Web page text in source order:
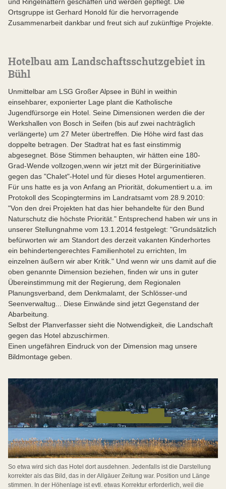
Ortsgruppe ist Gerhard Honold für die hervorragende
Zusammenarbeit dankbar und freut sich auf zukünftige Projekte.
Hotelbau am Landschaftsschutzgebiet in
Bühl
Unmittelbar am LSG Großer Alpsee in Bühl in weithin
einsehbarer, exponierter Lage plant die Katholische
Jugendfürsorge ein Hotel. Seine Dimensionen werden die der
Werkshallen von Bosch in Seifen (bis auf zwei nachträglich
verlängerte) um 27 Meter übertreffen. Die Höhe wird fast das
doppelte betragen. Der Stadtrat hat es fast einstimmig
abgesegnet. Böse Stimmen behaupten, wir hätten eine 180-
Grad-Wende vollzogen,wenn wir jetzt mit der Bürgerinitiative
gegen das "Chalet"-Hotel und für dieses Hotel argumentieren.
Für uns hatte es ja von Anfang an Priorität, dokumentiert u.a. im
Protokoll des Scopingtermins im Landratsamt vom 28.9.2010:
"Von den drei Projekten hat das hier behandelte für den Bund
Naturschutz die höchste Priorität." Entsprechend haben wir uns in
unserer Stellungnahme vom 13.1.2014 festgelegt: "Grundsätzlich
befürworten wir am Standort des derzeit vakanten Kinderhortes
ein behindertengerechtes Familienhotel zu errichten, Im
einzelnen äußern wir aber Kritik." Und wenn wir uns damit auf die
oben genannte Dimension beziehen, finden wir uns in guter
Übereinstimmung mit der Regierung, dem Regionalen
Planungsverband, dem Denkmalamt, der Schlösser-und
Seenverwaltug... Diese Einwände sind jetzt Gegenstand der
Abarbeitung.
Selbst der Planverfasser sieht die Notwendigkeit, die Landschaft
gegen das Hotel abzuschirmen.
Einen ungefähren Eindruck von der Dimension mag unsere
Bildmontage geben.
So etwa wird sich das Hotel dort ausdehnen. Jedenfalls ist die Darstellung
korrekter als das Bild, das in der Allgäuer Zeitung war. Position und Länge
stimmen. In der Höhenlage ist evtl. etwas Korrektur erforderlich, weil die